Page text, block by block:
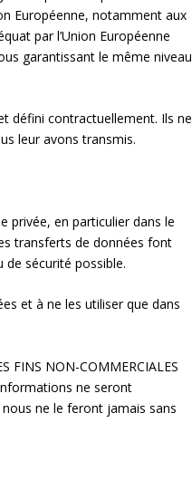
Européenne, notamment aux
par l’Union Européenne
garantissant le même niveau
défini contractuellement. Ils ne
leur avons transmis.
privée, en particulier dans le
transferts de données font
sécurité possible.
et à ne les utiliser que dans
NON-COMMERCIALES
ne seront
nous ne le feront jamais sans